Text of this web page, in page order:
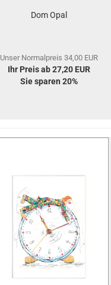
Dom Opal
Unser Normalpreis 34,00 EUR
Ihr Preis ab 27,20 EUR
Sie sparen 20%